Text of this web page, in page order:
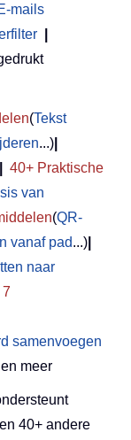
mails
(Tekst
...)
40+ Praktische
van
(QR-
vanaf pad...)
naar
7
samenvoegen
en meer
40+ andere